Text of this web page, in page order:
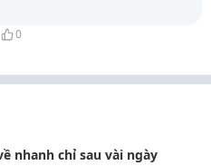
0
nhanh chỉ sau vài ngày